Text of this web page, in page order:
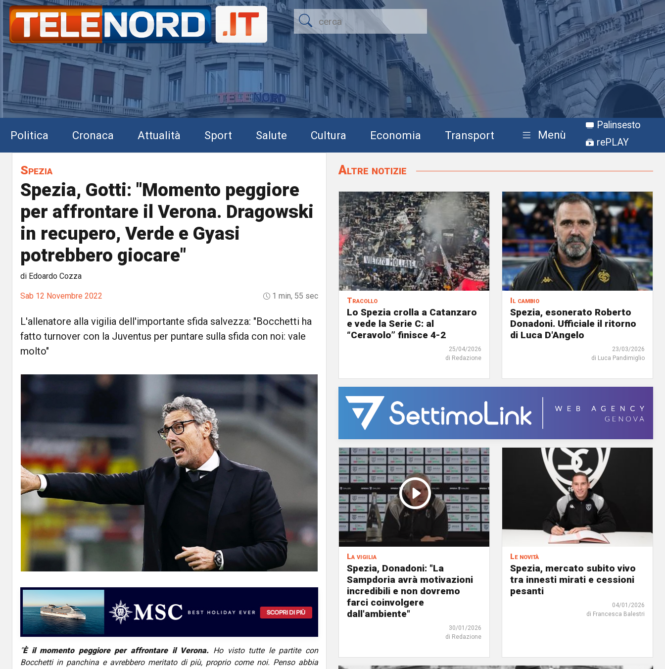
Politica Cronaca Attualità Sport Salute Cultura Economia Transport Menù
Palinsesto
rePLAY
Spezia
Spezia, Gotti: "Momento peggiore
per affrontare il Verona. Dragowski
in recupero, Verde e Gyasi
potrebbero giocare"
di Edoardo Cozza
Sab 12 Novembre 2022 1 min, 55 sec
L'allenatore alla vigilia dell'importante sfida salvezza: "Bocchetti ha
fatto turnover con la Juventus per puntare sulla sfida con noi: vale
molto"
"È il momento peggiore per affrontare il Verona. Ho visto tutte le partite con
Bocchetti in panchina e avrebbero meritato di più, proprio come noi. Penso abbia
Altre notizie
Tracollo
Lo Spezia crolla a Catanzaro
e vede la Serie C: al
“Ceravolo” finisce 4-2
25/04/2026
di Redazione
Il cambio
Spezia, esonerato Roberto
Donadoni. Ufficiale il ritorno
di Luca D'Angelo
23/03/2026
di Luca Pandimiglio
La vigilia
Spezia, Donadoni: "La
Sampdoria avrà motivazioni
incredibili e non dovremo
farci coinvolgere
dall'ambiente"
30/01/2026
di Redazione
Le novità
Spezia, mercato subito vivo
tra innesti mirati e cessioni
pesanti
04/01/2026
di Francesca Balestri